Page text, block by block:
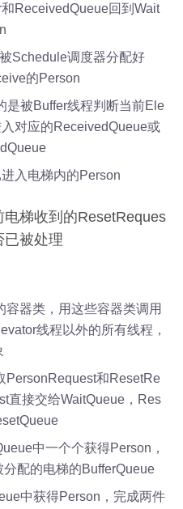
ReceivedQueue回到Wait
Schedule调度器分配好
的Person
是被Buffer线程判断当前Ele
对应的ReceivedQueue或
入电梯内的Person
梯收到的ResetReques
已被处理
容器类，用这些容器类调用
线程以外的所有线程，
PersonRequest和ResetRe
直接交给WaitQueue，Res
中一个个获得Person，
配的电梯的BufferQueue
中获得Person，完成两件